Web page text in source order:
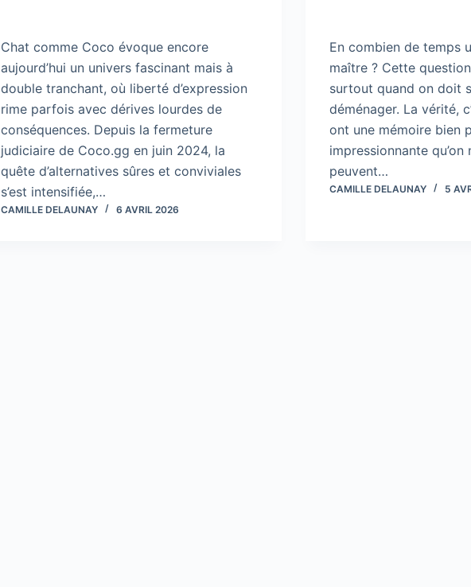
Chat comme Coco évoque encore
aujourd’hui un univers fascinant mais à
double tranchant, où liberté d’expression
rime parfois avec dérives lourdes de
conséquences. Depuis la fermeture
judiciaire de Coco.gg en juin 2024, la
quête d’alternatives sûres et conviviales
s’est intensifiée,…
CAMILLE DELAUNAY 6 AVRIL 2026
En combien de temps
maître ? Cette
surtout quand on doit
déménager. La vérité,
ont une mémoire bien
impressionnante
peuvent…
CAMILLE DELAUNAY 5